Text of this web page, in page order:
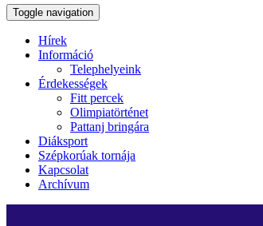
Toggle navigation
Hírek
Információ
Telephelyeink
Érdekességek
Fitt percek
Olimpiatörténet
Pattanj bringára
Diáksport
Szépkorúak tornája
Kapcsolat
Archívum